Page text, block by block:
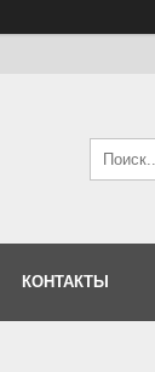
КОНТАКТЫ